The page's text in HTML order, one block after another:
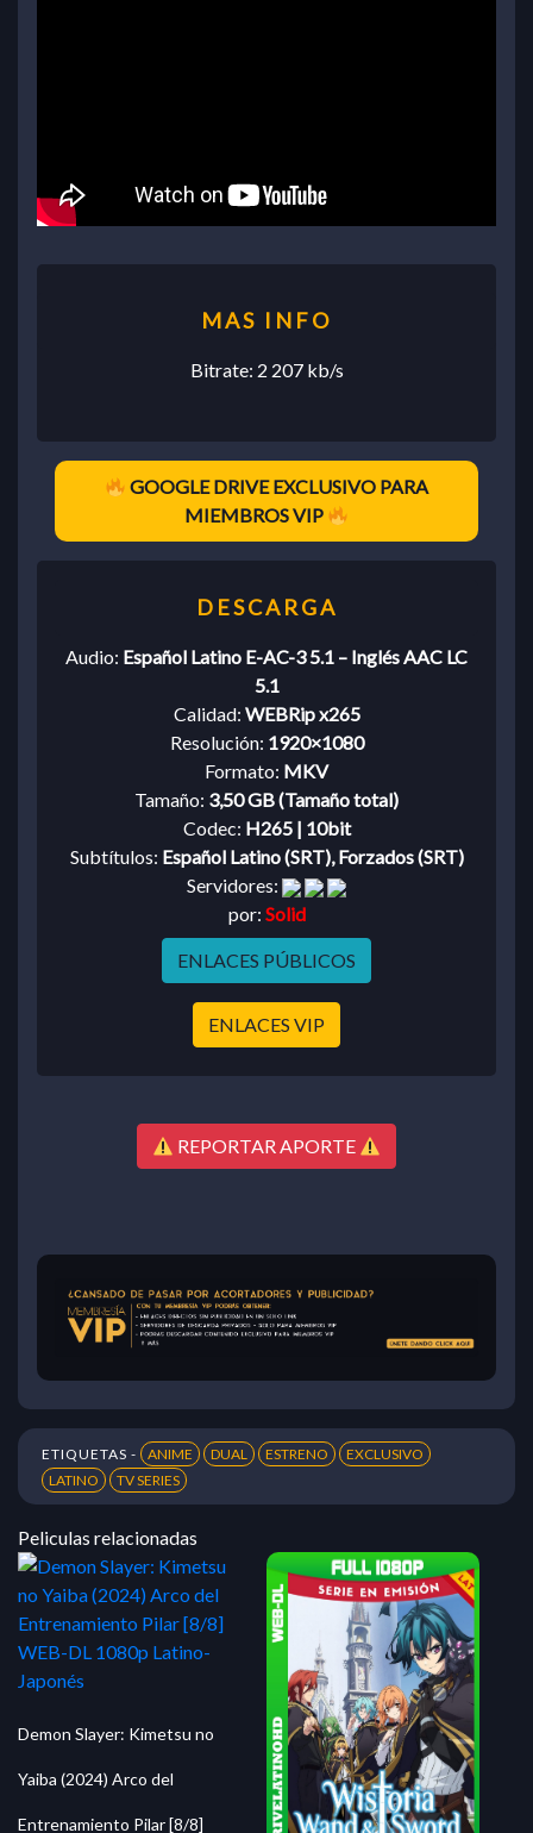
Bitrate: 2 207 kb/s
GOOGLE DRIVE EXCLUSIVO PARA
MIEMBROS VIP
Audio: Español Latino E-AC-3 5.1 – Inglés AAC LC
5.1
Calidad: WEBRip x265
Resolución: 1920×1080
Formato: MKV
Tamaño: 3,50 GB (Tamaño total)
Codec: H265 | 10bit
Subtítulos: Español Latino (SRT), Forzados (SRT)
Servidores:
por: Solid
ENLACES PÚBLICOS
ENLACES VIP
REPORTAR APORTE
ETIQUETAS - ANIME DUAL ESTRENO
EXCLUSIVO
LATINO
TV SERIES
Peliculas relacionadas
Demon Slayer: Kimetsu no
Yaiba (2024) Arco del
Entrenamiento Pilar [8/8]